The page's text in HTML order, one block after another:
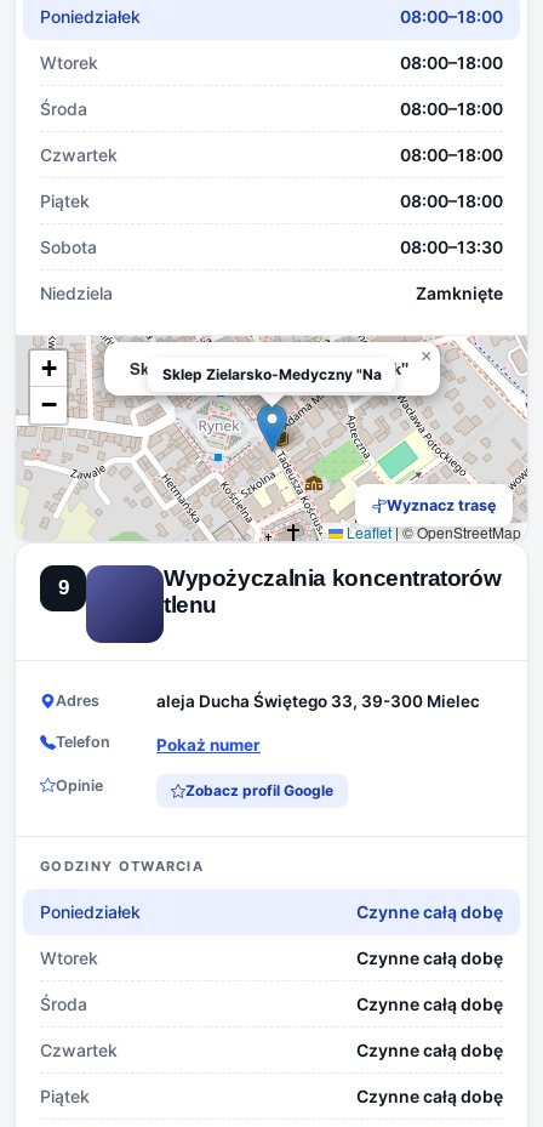
Poniedziałek 08:00–18:00
Wtorek 08:00–18:00
Środa 08:00–18:00
Czwartek 08:00–18:00
Piątek 08:00–18:00
Sobota 08:00–13:30
Niedziela Zamknięte
Sklep Zielarsko-Medyczny "Nagietek"
×
+
−
Leaflet|© OpenStreetMap
Sklep Zielarsko-Medyczny "Na
Wyznacz trasę
9
Wypożyczalnia koncentratorów
tlenu
Adres aleja Ducha Świętego 33, 39-300 Mielec
Telefon Pokaż numer
Opinie Zobacz profil Google
GODZINY OTWARCIA
Poniedziałek Czynne całą dobę
Wtorek Czynne całą dobę
Środa Czynne całą dobę
Czwartek Czynne całą dobę
Piątek Czynne całą dobę